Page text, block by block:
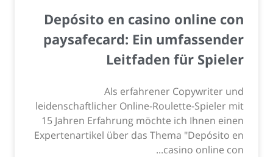
Depósito en casino online con
paysafecard: Ein umfassender
Leitfaden für Spieler
Als erfahrener Copywriter und
leidenschaftlicher Online-Roulette-Spieler mit
15 Jahren Erfahrung möchte ich Ihnen einen
Expertenartikel über das Thema "Depósito en
casino online con...